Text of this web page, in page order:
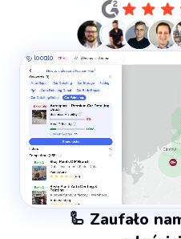
🦾 Zaufało